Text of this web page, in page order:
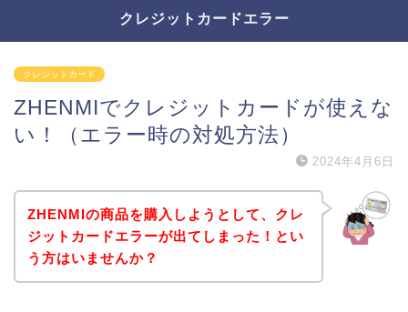
クレジットカードエラー
クレジットカード
ZHENMIでクレジットカードが使えな
い！（エラー時の対処方法）
2024年4月6日
ZHENMIの商品を購入しようとして、クレ
ジットカードエラーが出てしまった！とい
う方はいませんか？